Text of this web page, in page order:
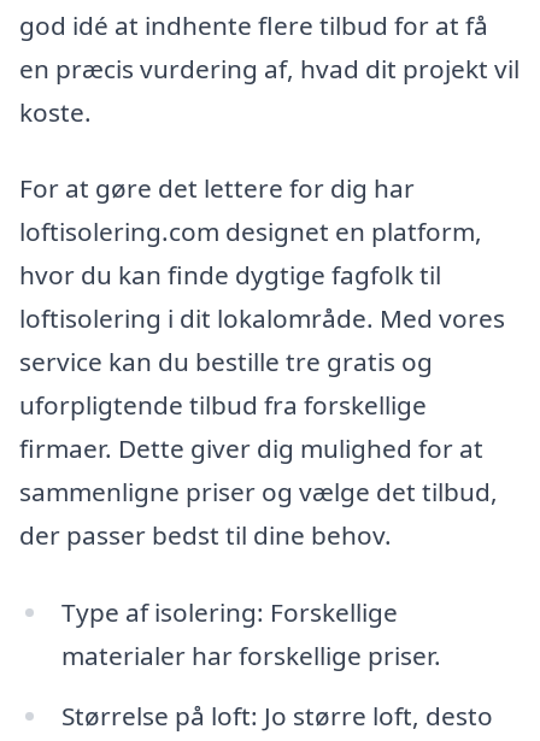
god idé at indhente flere tilbud for at få
en præcis vurdering af, hvad dit projekt vil
koste.
For at gøre det lettere for dig har
loftisolering.com designet en platform,
hvor du kan finde dygtige fagfolk til
loftisolering i dit lokalområde. Med vores
service kan du bestille tre gratis og
uforpligtende tilbud fra forskellige
firmaer. Dette giver dig mulighed for at
sammenligne priser og vælge det tilbud,
der passer bedst til dine behov.
Type af isolering: Forskellige
materialer har forskellige priser.
Størrelse på loft: Jo større loft, desto